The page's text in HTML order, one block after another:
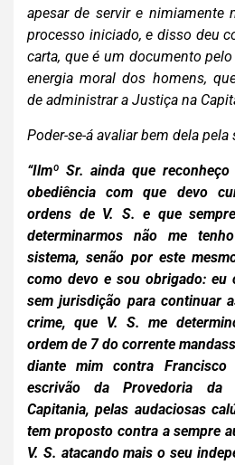
apesar de servir e nimiamente
processo iniciado, e disso deu
carta, que é um documento
energia moral dos homens,
de administrar a Justiça na
Poder-se-á avaliar bem dela
“Ilmº Sr. ainda que
obediênciacom que devo
ordens de V. S. e que
determinarmos não me
sistema,senão por este
como devo e sou obrigado: eu
sem jurisdição para continuar
crime, que V. S. me
ordem de 7 do corrente
diante mim contra Francisco
escrivão da Provedoria da
Capitania, pelas audaciosas
tem proposto contra a sempre
V. S. atacando mais o seu